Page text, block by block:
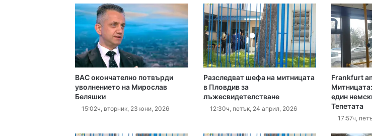
16:16ч, петък, 7 август, 2026
Какво да правим в Пловдив (07.08– 13.08)
16:10ч, петък, 7 август, 2026
Етикетите в магазините остават само в евро
ВАС окончателно потвърди
уволнението на Мирослав
Беляшки
15:02ч, вторник, 23 юни, 2026
Разследват шефа на митницата
в Пловдив за
лъжесвидетелстване
12:30ч, петък, 24 април, 2026
Frankfurt
един
Тепетата
17:57ч,